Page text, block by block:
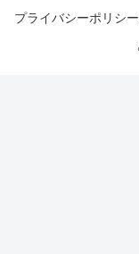
プライバシーポリシ